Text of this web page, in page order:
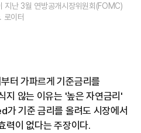
지난 3월 연방공개시장위원회(FOMC)
로이터
터 가파르게 기준금리를
지 않는 이유는 '높은 자연금리'
가 기준 금리를 올려도 시장에서
력이 없다는 주장이다.